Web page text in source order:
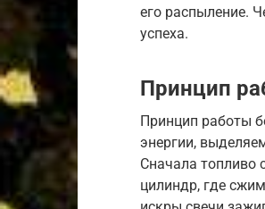
его распыление.
успеха.
Принцип
Принцип работы
энергии,
Сначала топливо
цилиндр, где